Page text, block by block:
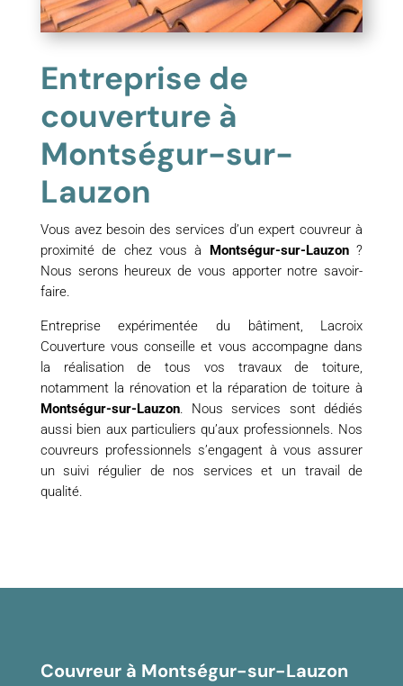
Entreprise de
couverture à
Montségur-sur-
Lauzon
Vous avez besoin des services d’un expert couvreur à
proximité de chez vous à
Montségur-sur-Lauzon?
Nous serons heureux de vous apporter notre savoir-
faire.
Entreprise expérimentée du bâtiment, Lacroix
Couverture vous conseille et vous accompagne dans
la réalisation de tous vos travaux de toiture,
notamment la rénovation et la réparation de toiture à
Montségur-sur-Lauzon. Nous services sont dédiés
aussi bien aux particuliers qu’aux professionnels. Nos
couvreurs professionnels s’engagent à vous assurer
un suivi régulier de nos services et un travail de
qualité.
Couvreur à Montségur-sur-Lauzon